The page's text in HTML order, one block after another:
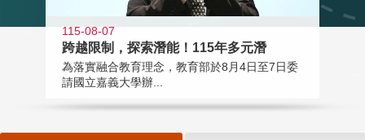
115-08-07
跨越限制，探索潛能！115年多元潛
為落實融合教育理念，教育部於8月4日至7日委
請國立嘉義大學辦...